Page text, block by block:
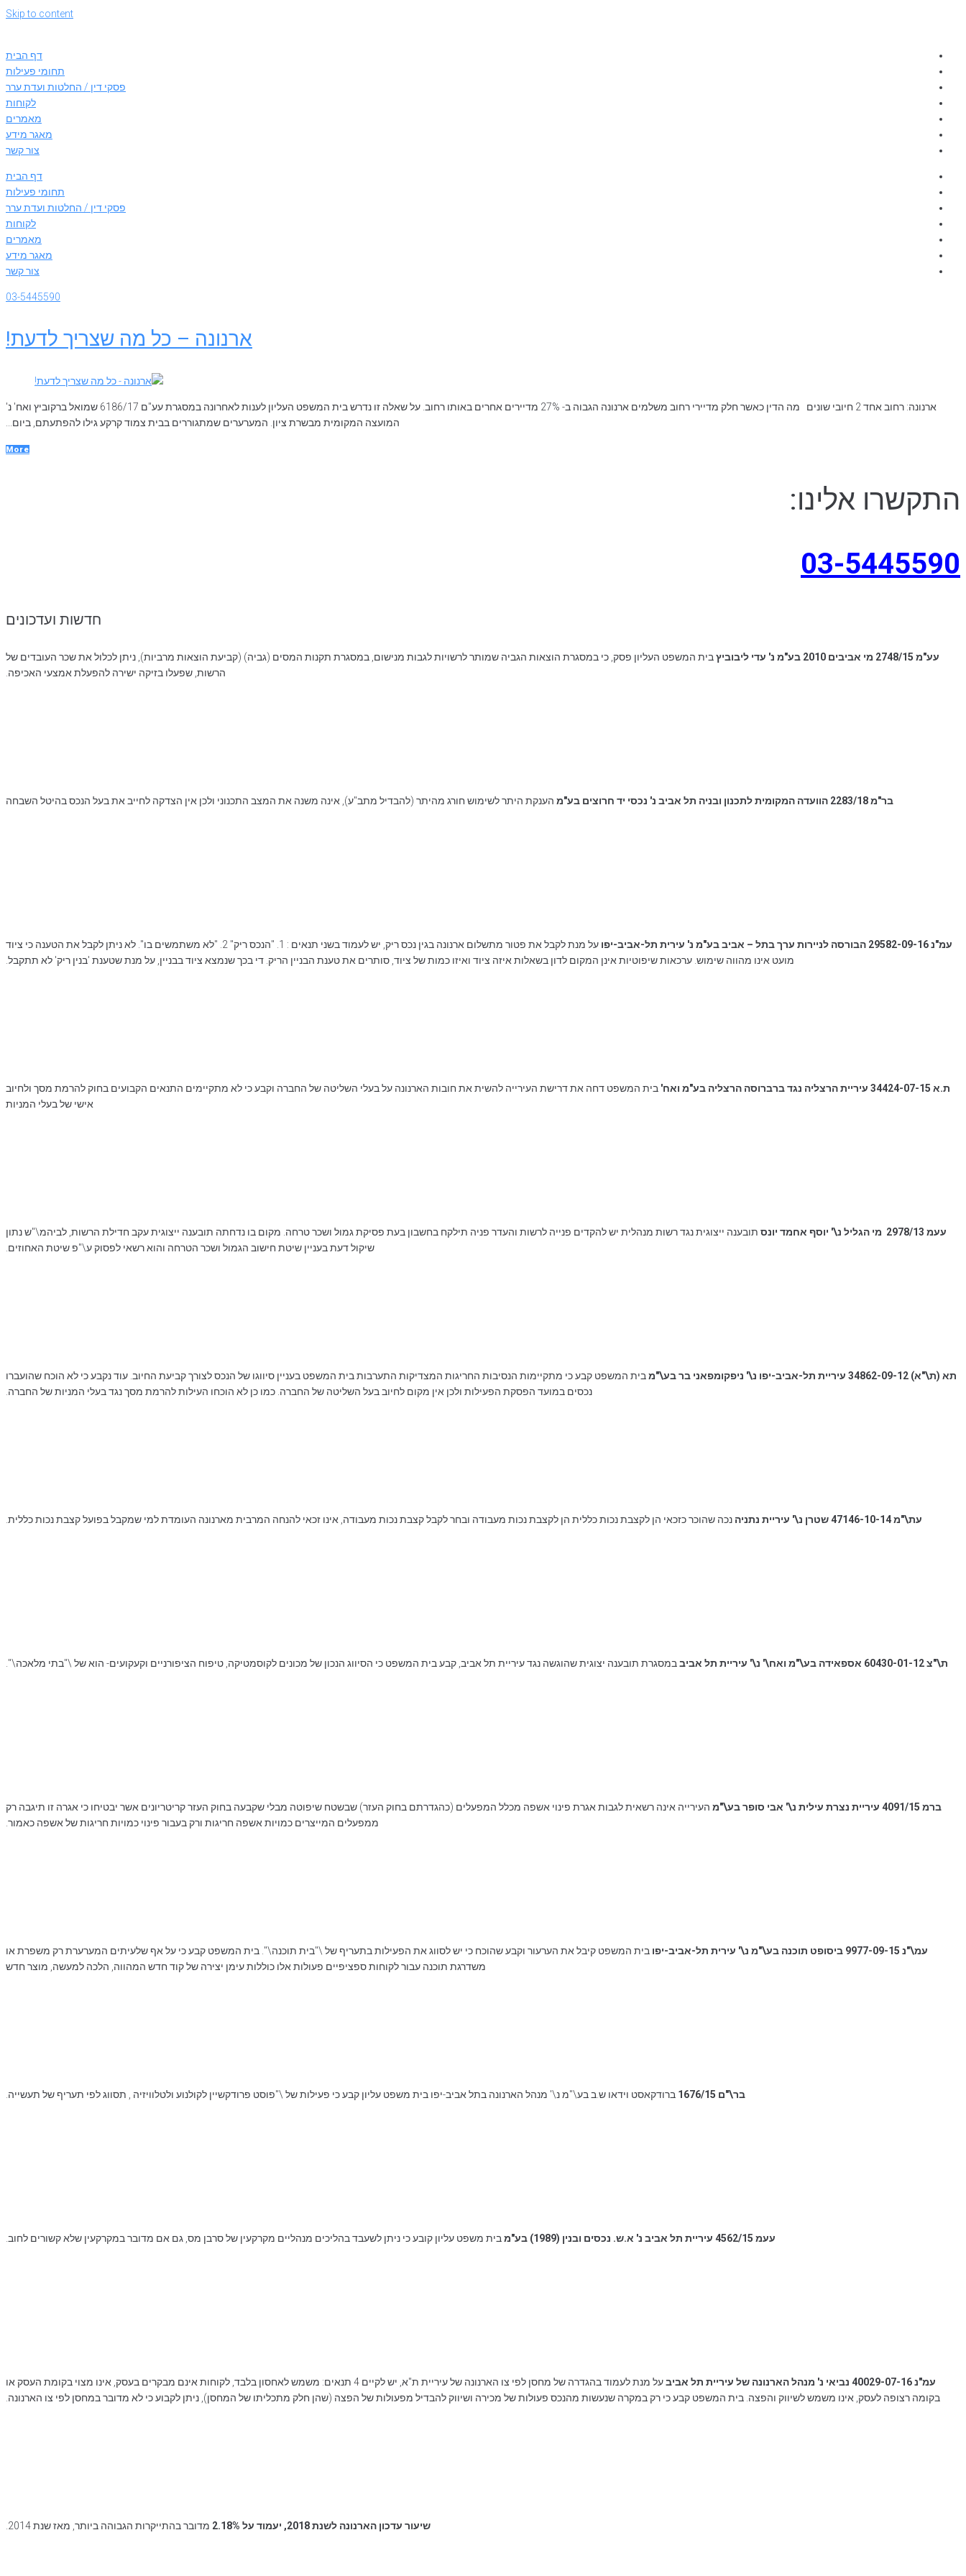
Skip to content
דף הבית
תחומי פעילות
פסקי דין / החלטות ועדת ערר
לקוחות
מאמרים
מאגר מידע
צור קשר
דף הבית
תחומי פעילות
פסקי דין / החלטות ועדת ערר
לקוחות
מאמרים
מאגר מידע
צור קשר
03-5445590
ארנונה – כל מה שצריך לדעת!
ארנונה: רחוב אחד 2 חיובי שונים מה הדין כאשר חלק מדיירי רחוב משלמים ארנונה הגבוה ב- 27% מדיירים אחרים באותו רחוב. על שאלה זו נדרש בית המשפט העליון לענות לאחרונה במסגרת עע"ם 6186/17 שמואל ברקוביץ ואח' נ'
המועצה המקומית מבשרת ציון. המערערים שמתגוררים בבית צמוד קרקע גילו להפתעתם, ביום...
More
התקשרו אלינו:
03-5445590
חדשות ועדכונים
עע"מ 2748/15 מי אביבים 2010 בע"מ נ' עדי ליבוביץ
בית המשפט העליון פסק, כי במסגרת הוצאות הגביה שמותר לרשויות לגבות מנישום, במסגרת תקנות המסים (גביה) (קביעת הוצאות מרביות), ניתן לכלול את שכר העובדים של
הרשות, שפעלו בזיקה ישירה להפעלת אמצעי האכיפה.
בר"מ 2283/18 הוועדה המקומית לתכנון ובניה תל אביב נ' נכסי יד חרוצים בע"מ הענקת היתר לשימוש חורג מהיתר (להבדיל מתב"ע), אינה משנה את המצב התכנוני ולכן אין הצדקה לחייב את בעל הנכס בהיטל השבחה
עמ"נ 29582-09-16 הבורסה לניירות ערך בתל – אביב בע"מ נ' עירית תל-אביב-יפו
על מנת לקבל את פטור מתשלום ארנונה בגין נכס ריק, יש לעמוד בשני תנאים : 1. "הנכס ריק" 2. "לא משתמשים בו". לא ניתן לקבל את הטענה כי ציוד
מועט אינו מהווה שימוש. ערכאות שיפוטיות אינן המקום לדון בשאלות איזה ציוד ואיזו כמות של ציוד, סותרים את טענת הבניין הריק. די בכך שנמצא ציוד בבניין, על מנת שטענת 'בנין ריק' לא תתקבל.
ת.א 34424-07-15 עיריית הרצליה נגד ברברוסה הרצליה בע"מ ואח'
בית המשפט דחה את דרישת העירייה להשית את חובות הארנונה על בעלי השליטה של החברה וקבע כי לא מתקיימים התנאים הקבועים בחוק להרמת מסך ולחיוב
אישי של בעלי המניות
עעמ 2978/13‏ ‏ מי הגליל נ\' יוסף אחמד יונס
תובענה ייצוגית נגד רשות מנהלית יש להקדים פנייה לרשות והעדר פניה תילקח בחשבון בעת פסיקת גמול ושכר טרחה. מקום בו נדחתה תובענה ייצוגית עקב חדילת הרשות, לביהמ\"ש נתון
שיקול דעת בעניין שיטת חישוב הגמול ושכר הטרחה והוא רשאי לפסוק ע\"פ שיטת האחוזים.
תא (ת\"א) 34862-09-12 עיריית תל-אביב-יפו נ\' ניפקומפאני בר בע\"מ
בית המשפט קבע כי מתקיימות הנסיבות החריגות המצדיקות התערבות בית המשפט בעניין סיווגו של הנכס לצורך קביעת החיוב. עוד נקבע כי לא הוכח שהועברו
נכסים במועד הפסקת הפעילות ולכן אין מקום לחיוב בעל השליטה של החברה. כמו כן לא הוכחו העילות להרמת מסך נגד בעלי המניות של החברה.
עת\"מ 47146-10-14 שטרן נ\' עיריית נתניה נכה שהוכר כזכאי הן לקצבת נכות כללית הן לקצבת נכות מעבודה ובחר לקבל קצבת נכות מעבודה, אינו זכאי להנחה המרבית מארנונה העומדת למי שמקבל בפועל קצבת נכות כללית.
ת\"צ 60430-01-12 אספאידה בע\"מ ואח\' נ\' עיריית תל אביב במסגרת תובענה יצוגית שהוגשה נגד עיריית תל אביב, קבע בית המשפט כי הסיווג הנכון של מכונים לקוסמטיקה, טיפוח הציפורניים וקעקועים- הוא של \"בתי מלאכה\".
ברמ 4091/15 ‏עיריית נצרת עילית נ\' אבי סופר בע\"מ
העירייה אינה רשאית לגבות אגרת פינוי אשפה מכלל המפעלים (כהגדרתם בחוק העזר) שבשטח שיפוטה מבלי שקבעה בחוק העזר קריטריונים אשר יבטיחו כי אגרה זו תיגבה רק
ממפעלים המייצרים כמויות אשפה חריגות ורק בעבור פינוי כמויות חריגות של אשפה כאמור.
עמ\"נ 9977-09-15 ביסופט תוכנה בע\"מ נ\' עירית תל-אביב-יפו
בית המשפט קיבל את הערעור וקבע שהוכח כי יש לסווג את הפעילות בתעריף של \"בית תוכנה\". בית המשפט קבע כי על אף שלעיתים המערערת רק משפרת או
משדרגת תוכנה עבור לקוחות ספציפיים פעולות אלו כוללות עימן יצירה של קוד חדש המהווה, הלכה למעשה, מוצר חדש
בר\"ם 1676/15 ברודקאסט וידאו ש.ב בע\"מ נ\' מנהל הארנונה בתל אביב-יפו בית משפט עליון קבע כי פעילות של \"פוסט פרודקשיין לקולנוע ולטלוויזיה , תסווג לפי תעריף של תעשייה.
עעמ 4562/15 עיריית תל אביב נ' א.ש. נכסים ובנין (1989) בע"מ בית משפט עליון קובע כי ניתן לשעבד בהליכים מנהליים מקרקעין של סרבן מס, גם אם מדובר במקרקעין שלא קשורים לחוב.
עמ"נ 40029-07-16 נביאי נ' מנהל הארנונה של עיריית תל אביב
על מנת לעמוד בהגדרה של מחסן לפי צו הארנונה של עיריית ת"א, יש לקיים 4 תנאים: משמש לאחסון בלבד, לקוחות אינם מבקרים בעסק, אינו מצוי בקומת העסק או
בקומה רצופה לעסק, אינו משמש לשיווק והפצה. בית המשפט קבע כי רק במקרה שנעשות מהנכס פעולות של מכירה ושיווק להבדיל מפעולות של הפצה (שהן חלק מתכליתו של המחסן), ניתן לקבוע כי לא מדובר במחסן לפי צו הארנונה.
שיעור עדכון הארנונה לשנת 2018, יעמוד על 2.18% מדובר בהתייקרות הגבוהה ביותר, מאז שנת 2014.